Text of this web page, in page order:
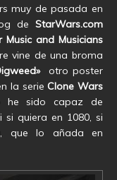
muy de pasada en
deStarWars.com
and Musicians
vine de una broma
otro poster
la serieClone Wars
he sido capaz de
si quiera en 1080, si
que lo añada en